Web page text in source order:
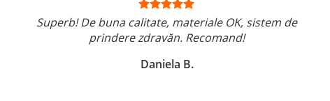
Superb! De buna calitate, materiale OK, sistem de
prindere zdravăn. Recomand!
Daniela B.